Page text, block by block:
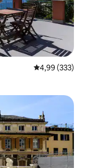
Évaluation
4,99 (333)